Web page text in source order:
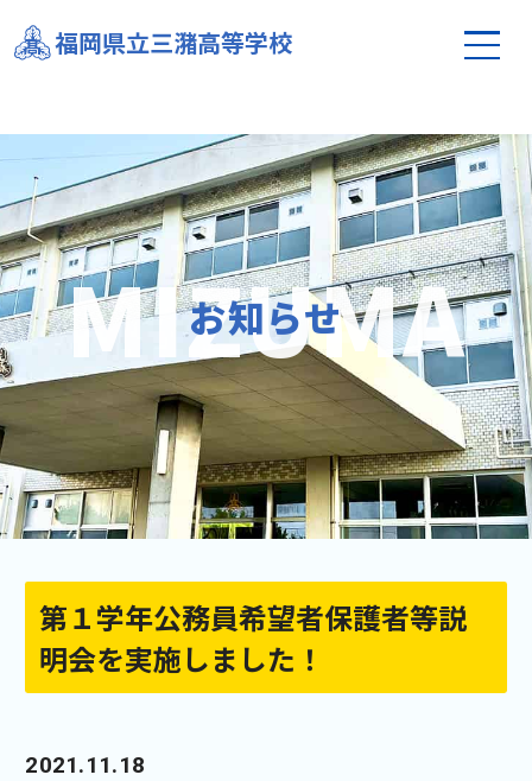
福岡県立三潴高等学校
第１学年公務員希望者保護者等説明会を実施しまし
た！
お知らせ
第１学年公務員希望者保護者等説
明会を実施しました！
2021.11.18